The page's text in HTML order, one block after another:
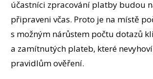
účastníci zpracování platby budou
připraveni včas. Proto je na místě
s možným nárůstem počtu dotazů
a zamítnutých plateb, které
pravidlům ověření.